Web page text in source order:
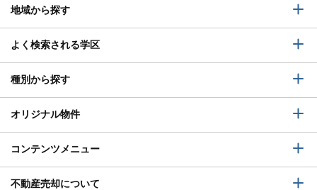
地域から探す
よく検索される学区
種別から探す
オリジナル物件
コンテンツメニュー
不動産売却について